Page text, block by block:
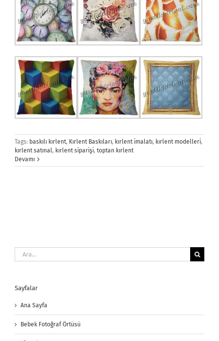
Tags: baskılı kırlent, Kırlent Baskıları, kırlent imalatı, kırlent modelleri,
kırlent satınal, kırlent siparişi, toptan kırlent
Devamı
Ara:
Sayfalar
Ana Sayfa
Bebek Fotoğraf Örtüsü